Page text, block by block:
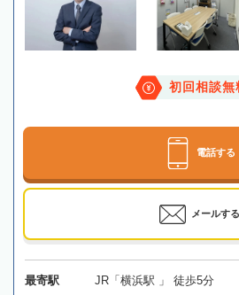
初回相談無
電話する
メールする
最寄駅 JR「横浜駅 」 徒歩5分